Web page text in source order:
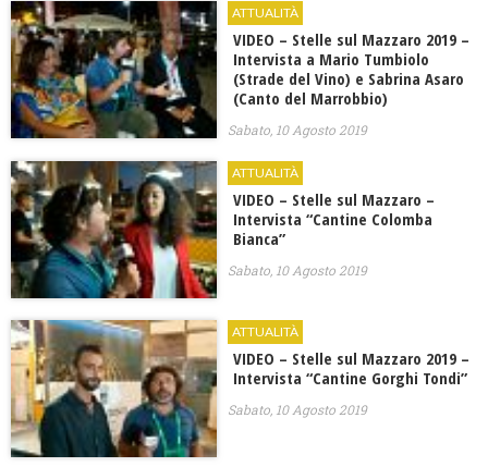
ATTUALITÀ
VIDEO – Stelle sul Mazzaro 2019 –
Intervista a Mario Tumbiolo
(Strade del Vino) e Sabrina Asaro
(Canto del Marrobbio)
Sabato, 10 Agosto 2019
ATTUALITÀ
VIDEO – Stelle sul Mazzaro –
Intervista “Cantine Colomba
Bianca”
Sabato, 10 Agosto 2019
ATTUALITÀ
VIDEO – Stelle sul Mazzaro 2019 –
Intervista “Cantine Gorghi Tondi”
Sabato, 10 Agosto 2019